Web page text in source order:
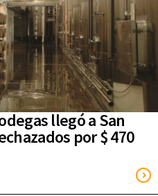
llegó a San
por $ 470